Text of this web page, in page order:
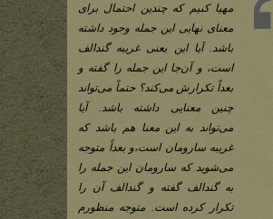
مهیا کنیم که چندین احتمال برای
معنای نهایی این جمله وجود داشته
باشد. آیا این یعنی غریبه گندالف
است، و آن‌جا این جمله را گفته و
بعداً تکرارش می‌کند؟ حتماً می‌تواند
چنین معنایی داشته باشد. آیا
می‌تواند به این معنا هم باشد که
غریبه سارومان است،و بعداً متوجه
می‌شوید که سارومان این جمله را
به گندالف گفته و گندالف آن را
تکرار کرده است. متوجه منظورم